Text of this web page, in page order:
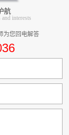
航
interests
为您回电解答